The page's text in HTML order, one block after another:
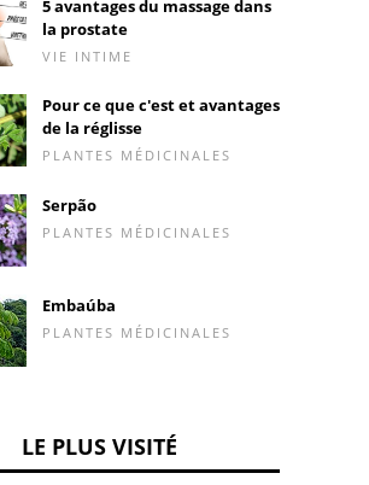
5 avantages du massage dans
la prostate
VIE INTIME
Pour ce que c'est et avantages
de la réglisse
PLANTES MÉDICINALES
Serpão
PLANTES MÉDICINALES
Embaúba
PLANTES MÉDICINALES
LE PLUS VISITÉ